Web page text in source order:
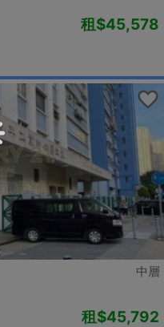
租$45,578
中層
租$45,792